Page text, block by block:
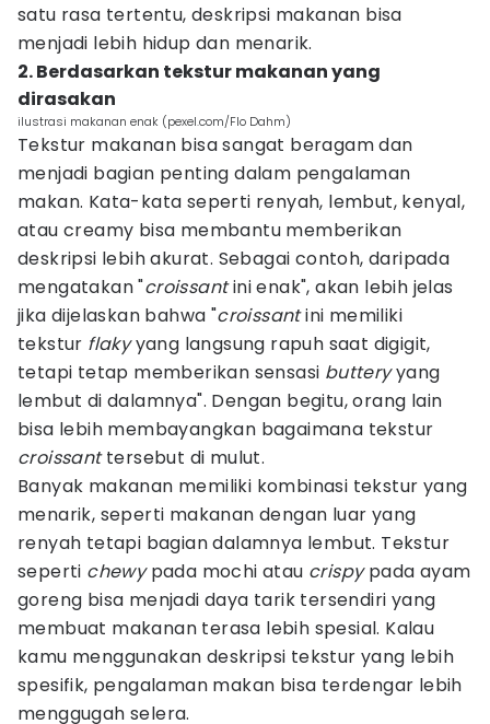
satu rasa tertentu, deskripsi makanan bisa
menjadi lebih hidup dan menarik.
2. Berdasarkan tekstur makanan yang
dirasakan
ilustrasi makanan enak (pexel.com/Flo Dahm)
Tekstur makanan bisa sangat beragam dan
menjadi bagian penting dalam pengalaman
makan. Kata-kata seperti renyah, lembut, kenyal,
atau creamy bisa membantu memberikan
deskripsi lebih akurat. Sebagai contoh, daripada
mengatakan "croissantini enak", akan lebih jelas
jika dijelaskan bahwa "croissantini memiliki
tekstur flakyyang langsung rapuh saat digigit,
tetapi tetap memberikan sensasi butteryyang
lembut di dalamnya". Dengan begitu, orang lain
bisa lebih membayangkan bagaimana tekstur
croissanttersebut di mulut.
Banyak makanan memiliki kombinasi tekstur yang
menarik, seperti makanan dengan luar yang
renyah tetapi bagian dalamnya lembut. Tekstur
seperti chewypada mochi atau crispypada ayam
goreng bisa menjadi daya tarik tersendiri yang
membuat makanan terasa lebih spesial. Kalau
kamu menggunakan deskripsi tekstur yang lebih
spesifik, pengalaman makan bisa terdengar lebih
menggugah selera.